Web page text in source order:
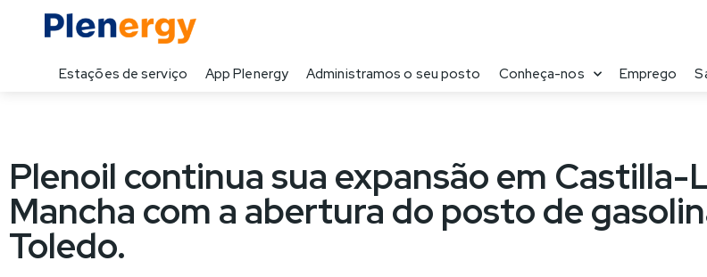
Estações de serviço App Plenergy Administramos o seu posto Conheça-nos Emprego
Plenoil continua sua expansão em Castilla-
Mancha com a abertura do posto de
Toledo.